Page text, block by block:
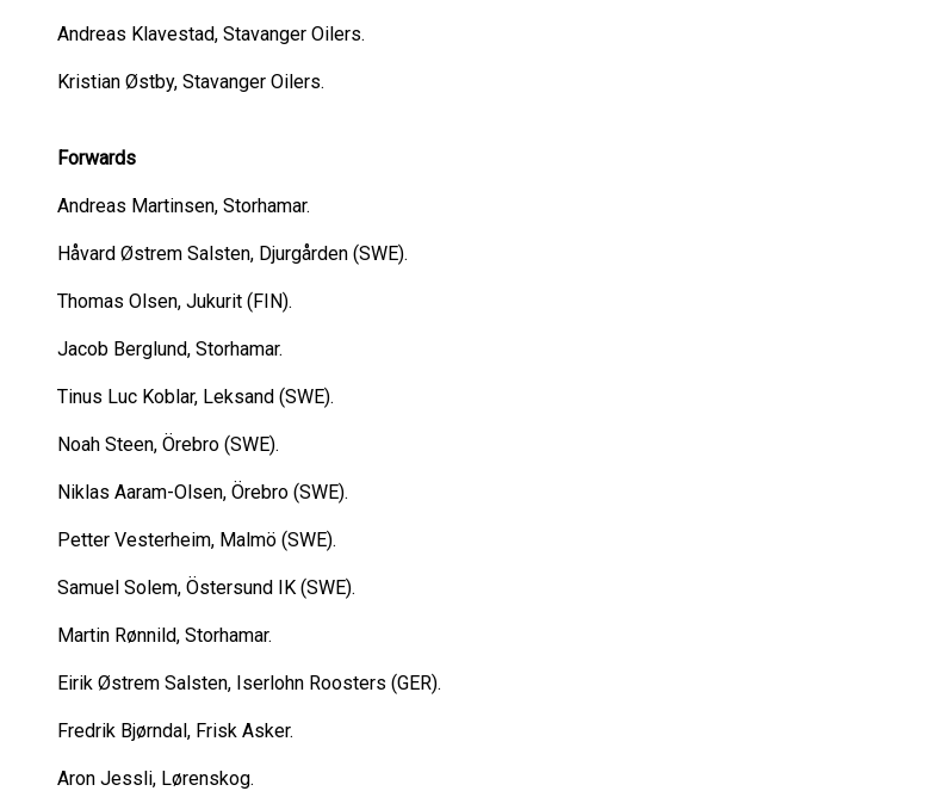
Andreas Klavestad, Stavanger Oilers.
Kristian Østby, Stavanger Oilers.
Forwards
Andreas Martinsen, Storhamar.
Håvard Østrem Salsten, Djurgården (SWE).
Thomas Olsen, Jukurit (FIN).
Jacob Berglund, Storhamar.
Tinus Luc Koblar, Leksand (SWE).
Noah Steen, Örebro (SWE).
Niklas Aaram-Olsen, Örebro (SWE).
Petter Vesterheim, Malmö (SWE).
Samuel Solem, Östersund IK (SWE).
Martin Rønnild, Storhamar.
Eirik Østrem Salsten, Iserlohn Roosters (GER).
Fredrik Bjørndal, Frisk Asker.
Aron Jessli, Lørenskog.